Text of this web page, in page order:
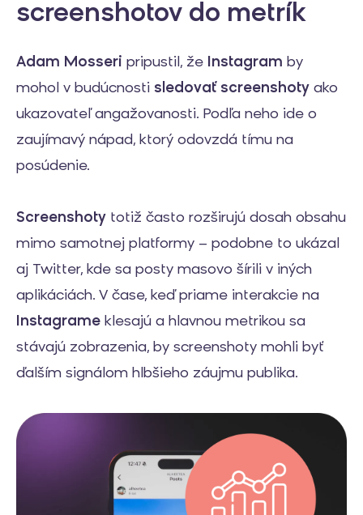
screenshotov do metrík
Adam Mosseri pripustil, že Instagram by
mohol v budúcnosti sledovať screenshoty ako
ukazovateľ angažovanosti. Podľa neho ide o
zaujímavý nápad, ktorý odovzdá tímu na
posúdenie.
Screenshoty totiž často rozširujú dosah obsahu
mimo samotnej platformy – podobne to ukázal
aj Twitter, kde sa posty masovo šírili v iných
aplikáciách. V čase, keď priame interakcie na
Instagrame klesajú a hlavnou metrikou sa
stávajú zobrazenia, by screenshoty mohli byť
ďalším signálom hlbšieho záujmu publika.